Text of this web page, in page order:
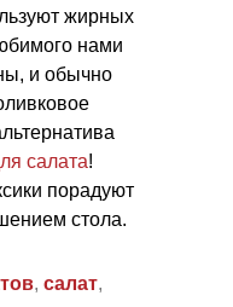
жирных
нами
и обычно
салата!
порадуют
стола.
, салат,